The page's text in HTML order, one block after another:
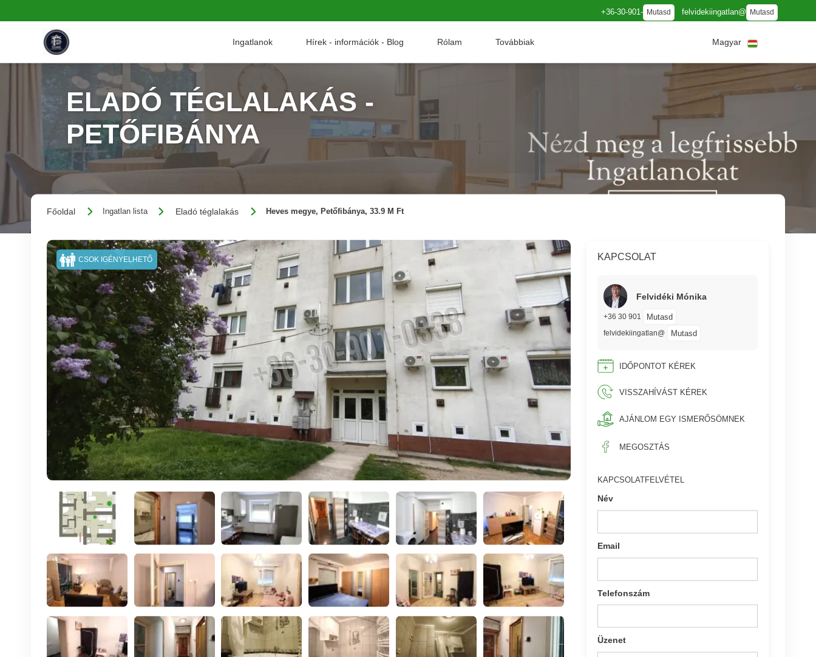
+36-30-901- Mutasd felvidekiingatlan@ Mutasd
Ingatlanok Hírek - információk - Blog Rólam Továbbiak Magyar
ELADÓ TÉGLALAKÁS -
PETŐFIBÁNYA
Főoldal Ingatlan lista Eladó téglalakás Heves megye, Petőfibánya, 33.9 M Ft
CSOK IGÉNYELHETŐ KAPCSOLAT
Felvidéki Mónika
+36 30 901 Mutasd
felvidekiingatlan@ Mutasd
IDŐPONTOT KÉREK
VISSZAHÍVÁST KÉREK
AJÁNLOM EGY ISMERŐSÖMNEK
MEGOSZTÁS
KAPCSOLATFELVÉTEL
Név
Email
Telefonszám
Üzenet